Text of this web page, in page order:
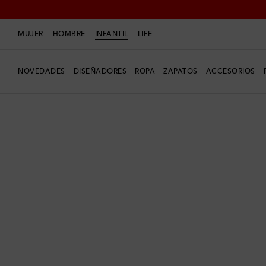
MUJER HOMBRE INFANTIL LIFE
NOVEDADES DISEÑADORES ROPA ZAPATOS ACCESORIOS